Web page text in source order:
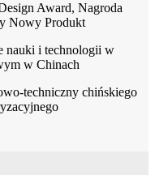
Award, Nagroda
Nowy Produkt
nauki i technologii w
w Chinach
techniczny chińskiego